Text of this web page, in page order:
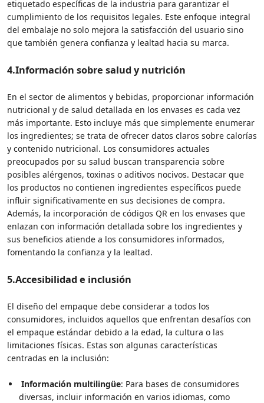
etiquetado específicas de la industria para garantizar el
cumplimiento de los requisitos legales. Este enfoque integral
del embalaje no solo mejora la satisfacción del usuario sino
que también genera confianza y lealtad hacia su marca.
4.Información sobre salud y nutrición
En el sector de alimentos y bebidas, proporcionar información
nutricional y de salud detallada en los envases es cada vez
más importante. Esto incluye más que simplemente enumerar
los ingredientes; se trata de ofrecer datos claros sobre calorías
y contenido nutricional. Los consumidores actuales
preocupados por su salud buscan transparencia sobre
posibles alérgenos, toxinas o aditivos nocivos. Destacar que
los productos no contienen ingredientes específicos puede
influir significativamente en sus decisiones de compra.
Además, la incorporación de códigos QR en los envases que
enlazan con información detallada sobre los ingredientes y
sus beneficios atiende a los consumidores informados,
fomentando la confianza y la lealtad.
5.Accesibilidad e inclusión
El diseño del empaque debe considerar a todos los
consumidores, incluidos aquellos que enfrentan desafíos con
el empaque estándar debido a la edad, la cultura o las
limitaciones físicas. Estas son algunas características
centradas en la inclusión:
Información multilingüe: Para bases de consumidores
diversas, incluir información en varios idiomas, como